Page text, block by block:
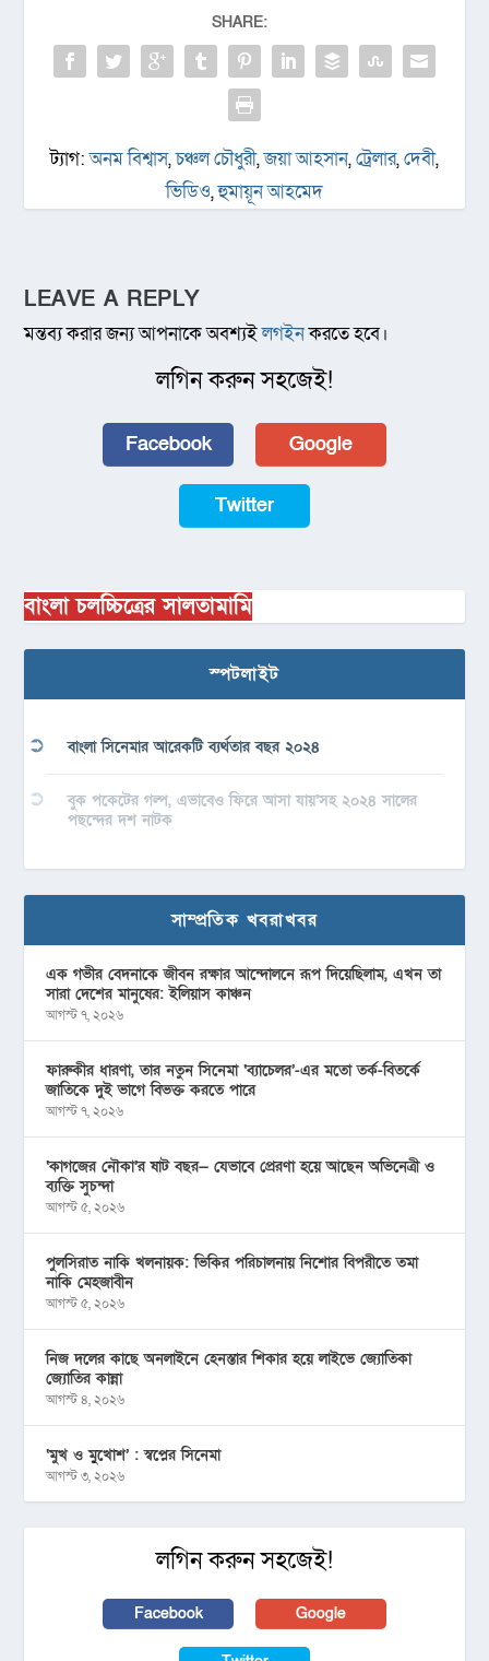
SHARE:
ট্যাগ:অনম বিশ্বাস,চঞ্চল চৌধুরী,জয়া আহসান,ট্রেলার,দেবী,
ভিডিও,হুমায়ূন আহমেদ
LEAVE A REPLY
মন্তব্য করার জন্য আপনাকে অবশ্যইলগইনকরতে হবে।
লগিন করুন সহজেই!
Facebook Google
Twitter
বাংলা চলচ্চিত্রের সালতামামি
স্পটলাইট
বাংলা সিনেমার আরেকটি ব্যর্থতার বছর ২০২৪
বুক পকেটের গল্প, এভাবেও ফিরে আসা যায়’সহ ২০২৪ সালের
পছন্দের দশ নাটক
সাম্প্রতিক খবরাখবর
এক গভীর বেদনাকে জীবন রক্ষার আন্দোলনে রূপ দিয়েছিলাম, এখন তা
সারা দেশের মানুষের: ইলিয়াস কাঞ্চন
আগস্ট ৭, ২০২৬
ফারুকীর ধারণা, তার নতুন সিনেমা ‘ব্যাচেলর’-এর মতো তর্ক-বিতর্কে
জাতিকে দুই ভাগে বিভক্ত করতে পারে
আগস্ট ৭, ২০২৬
‘কাগজের নৌকা’র ষাট বছর— যেভাবে প্রেরণা হয়ে আছেন অভিনেত্রী ও
ব্যক্তি সুচন্দা
আগস্ট ৫, ২০২৬
পুলসিরাত নাকি খলনায়ক: ভিকির পরিচালনায় নিশোর বিপরীতে তমা
নাকি মেহজাবীন
আগস্ট ৫, ২০২৬
নিজ দলের কাছে অনলাইনে হেনস্তার শিকার হয়ে লাইভে জ্যোতিকা
জ্যোতির কান্না
আগস্ট ৪, ২০২৬
‘মুখ ও মু্খোশ’ : স্বপ্নের সিনেমা
আগস্ট ৩, ২০২৬
লগিন করুন সহজেই!
Facebook Google